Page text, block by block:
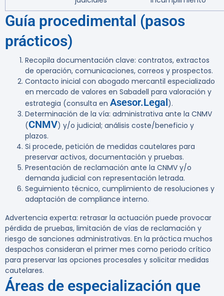
Guía procedimental (pasos
prácticos)
Recopila documentación clave: contratos, extractos
de operación, comunicaciones, correos y prospectos.
Contacto inicial con abogado mercantil especializado
en mercado de valores en Sabadell para valoración y
estrategia (consulta en Asesor.Legal).
Determinación de la vía: administrativa ante la CNMV
(CNMV) y/o judicial; análisis coste/beneficio y
plazos.
Si procede, petición de medidas cautelares para
preservar activos, documentación y pruebas.
Presentación de reclamación ante la CNMV y/o
demanda judicial con representación letrada.
Seguimiento técnico, cumplimiento de resoluciones y
adaptación de compliance interno.
Advertencia experta: retrasar la actuación puede provocar
pérdida de pruebas, limitación de vías de reclamación y
riesgo de sanciones administrativas. En la práctica muchos
despachos consideran el primer mes como periodo crítico
para preservar las opciones procesales y solicitar medidas
cautelares.
Áreas de especialización que